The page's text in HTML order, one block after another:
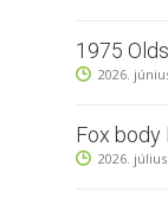
1975
2026.
Fox body
2026. július